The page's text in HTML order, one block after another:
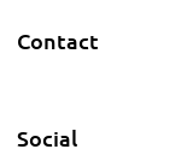
Contact
Social